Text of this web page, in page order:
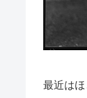
最近はほ